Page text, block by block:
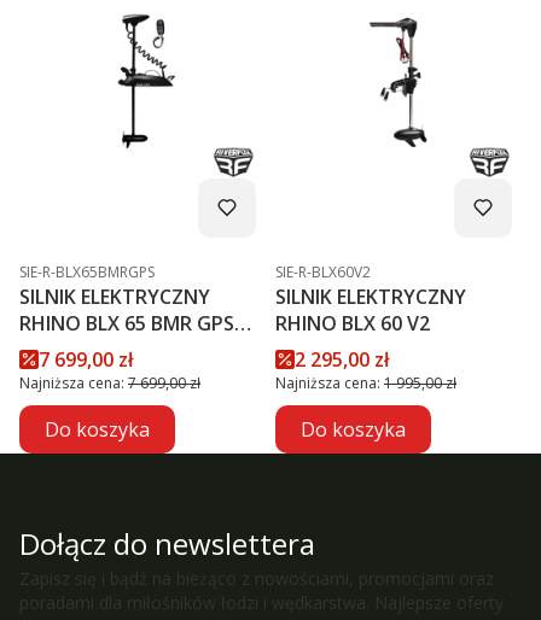
Kod produktu
SIE-R-BLX65BMRGPS
SILNIK ELEKTRYCZNY
RHINO BLX 65 BMR GPS
NXTCena promocyjna
7 699,00 zł
Najniższa cena: 7 699,00 zł
Do koszyka
Kod produktu
SIE-R-BLX60V2
SILNIK ELEKTRYCZNY
RHINO BLX 60 V2
Cena promocyjna
2 295,00 zł
Najniższa cena: 1 995,00 zł
Do koszyka
Dołącz do newslettera
Zapisz się i bądź na bieżąco z nowościami, promocjami oraz
poradami dla miłośników łodzi i wędkarstwa. Najlepsze oferty